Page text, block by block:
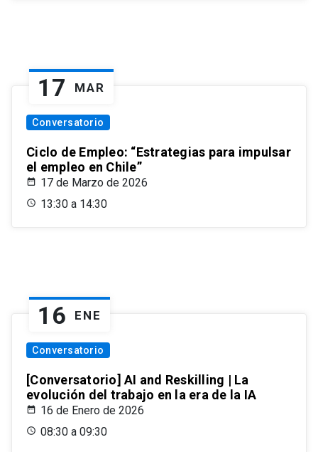
17 MAR
Conversatorio
Ciclo de Empleo: “Estrategias para impulsar
el empleo en Chile”
17 de Marzo de 2026
13:30 a 14:30
16 ENE
Conversatorio
[Conversatorio] AI and Reskilling | La
evolución del trabajo en la era de la IA
16 de Enero de 2026
08:30 a 09:30